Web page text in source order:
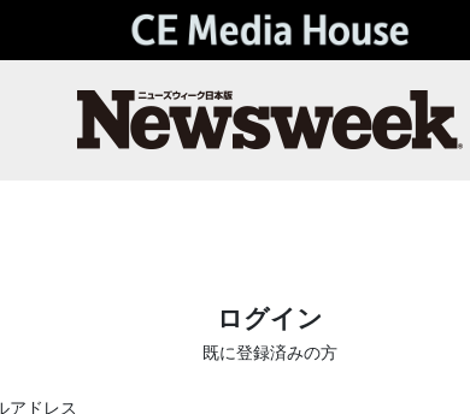
ログイン
既に登録済みの方
アドレス